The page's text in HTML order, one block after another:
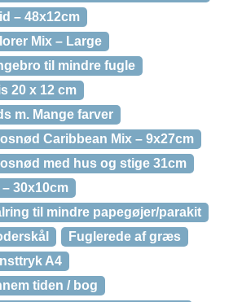
– 48x12cm
Mix – Large
til mindre fugle
20 x 12 cm
m. Mange farver
Caribbean Mix – 9x27cm
med hus og stige 31cm
30x10cm
til mindre papegøjer/parakit
Fuglerede af græs
A4
tiden / bog